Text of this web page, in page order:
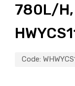
780L/H,
Code: